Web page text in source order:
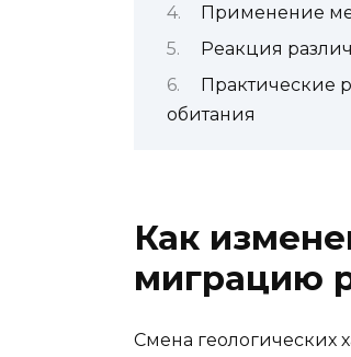
Применение
Реакция
Практические
обитания
Как
миграцию
Смена геологических